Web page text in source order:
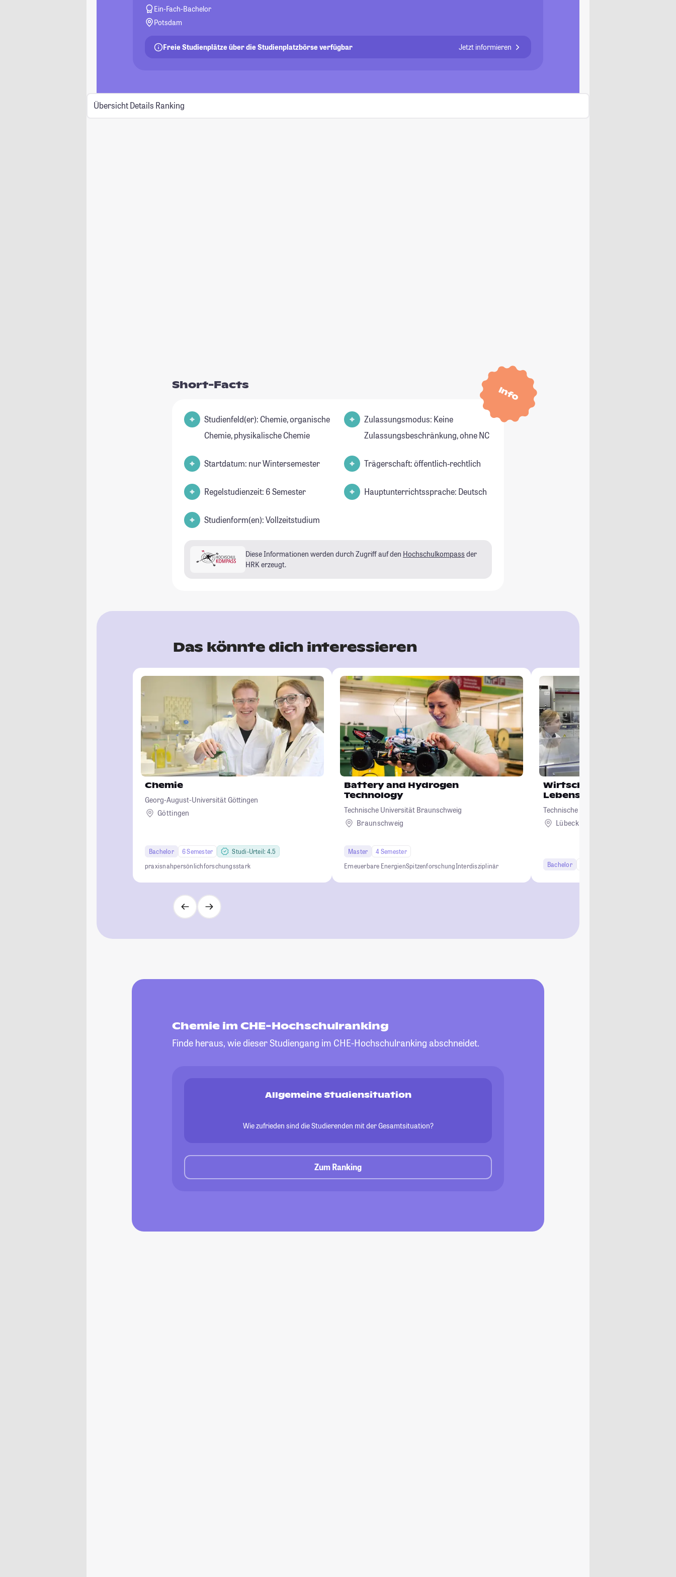
Ein-Fach-Bachelor
Potsdam
Freie Studienplätze über die Studienplatzbörse verfügbar Jetzt informieren
Übersicht Details Ranking
Info
Short-Facts
Studienfeld(er): Chemie, organische
Chemie, physikalische Chemie
Startdatum: nur Wintersemester
Regelstudienzeit: 6 Semester
Studienform(en): Vollzeitstudium
Zulassungsmodus: Keine
Zulassungsbeschränkung, ohne NC
Trägerschaft: öffentlich-rechtlich
Hauptunterrichtssprache: Deutsch
Diese Informationen werden durch Zugriff auf den Hochschulkompass der
HRK erzeugt.
Das könnte dich interessieren
Chemie
Georg-August-Universität Göttingen
Göttingen
Bachelor 6 Semester
Studi-Urteil: 4.5
praxisnahpersönlichforschungsstark
Battery and Hydrogen
Technology
Technische Universität Braunschweig
Braunschweig
Master
4 Semester
Erneuerbare EnergienSpitzenforschungInterdisziplinär
Lebensmittelindustrie
Technische Hochschule Lübeck
Lübeck
Bachelor
Chemie im CHE-Hochschulranking
Finde heraus, wie dieser Studiengang im CHE-Hochschulranking abschneidet.
Allgemeine Studiensituation
Wie zufrieden sind die Studierenden mit der Gesamtsituation?
Zum Ranking